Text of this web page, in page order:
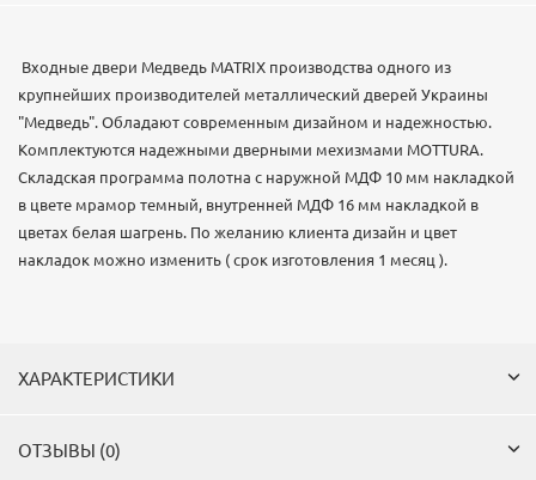
Входные двери Медведь MATRIX производства одного из
крупнейших производителей металлический дверей Украины
"Медведь". Обладают современным дизайном и надежностью.
Комплектуются надежными дверными мехизмами MOTTURA.
Складская программа полотна с наружной МДФ 10 мм накладкой
в цвете мрамор темный, внутренней МДФ 16 мм накладкой в
цветах белая шагрень. По желанию клиента дизайн и цвет
накладок можно изменить ( срок изготовления 1 месяц ).
ХАРАКТЕРИСТИКИ
ОТЗЫВЫ (0)